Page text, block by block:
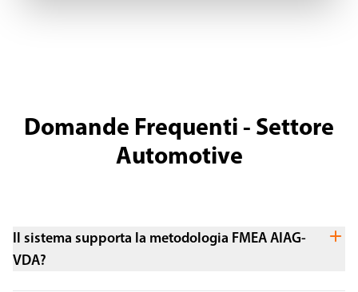
Domande Frequenti - Settore
Automotive
Il sistema supporta la metodologia FMEA AIAG-
VDA?